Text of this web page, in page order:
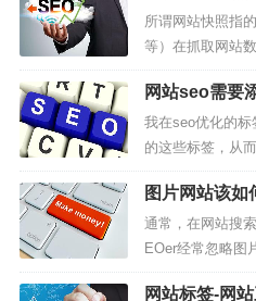
所谓网站快照指
等）在抓取网站
存处理，方便用
常查看网站的资
个网站在搜索引
时间并不等于网
直接跟网站排名
网站seo需要
我在seo优化的
的这些标签，从
候，叫他收录以
排名。因为按照
后，它可以更符
需要添加哪些标
标签里面最重要
图片网站该如
片优化技巧
通常，在网站搜
EOer经常忽略图
有很多图片，所
网站标签-网